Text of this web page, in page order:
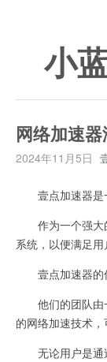
小
网络加速
2024年11月5日
壹点加速器是一
作为一个强大
系统，以便满足用
壹点加速器的
他们的团队由
的网络加速技术，
无论用户是通